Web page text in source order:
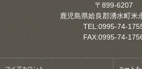
〒899-6207
鹿児島県姶良郡湧水町米
TEL:0995-74-
FAX:0995-74-